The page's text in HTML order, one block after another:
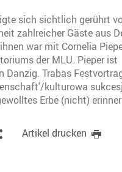
sich sichtlich gerührt
zahlreicher Gäste aus
war mit Cornelia
der MLU. Pieper ist
Danzig. Trabas
kulturowa
Erbe (nicht)
Artikel drucken